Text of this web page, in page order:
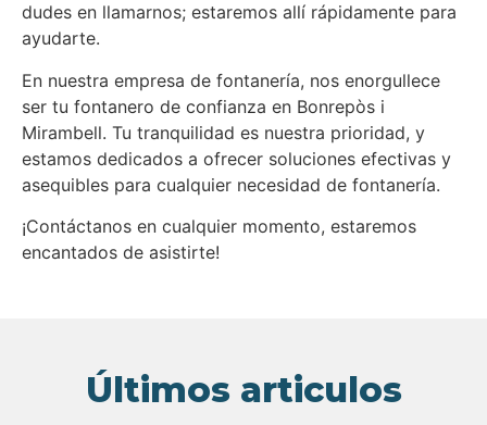
dudes en llamarnos; estaremos allí rápidamente para
ayudarte.
En nuestra empresa de fontanería, nos enorgullece
ser tu fontanero de confianza en Bonrepòs i
Mirambell. Tu tranquilidad es nuestra prioridad, y
estamos dedicados a ofrecer soluciones efectivas y
asequibles para cualquier necesidad de fontanería.
¡Contáctanos en cualquier momento, estaremos
encantados de asistirte!
Últimos articulos